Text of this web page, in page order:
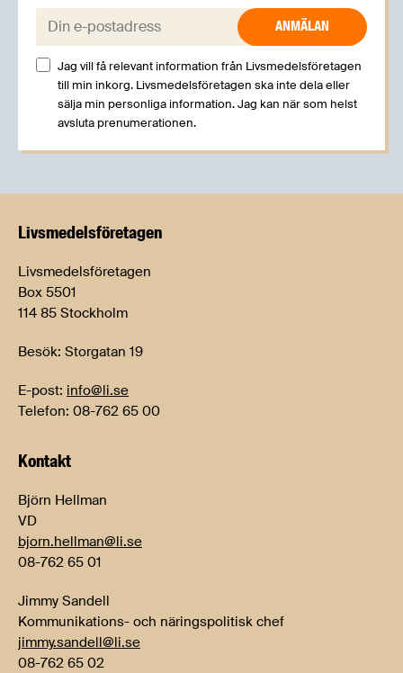
E-post:
Jag vill få relevant information från Livsmedelsföretagen
till min inkorg. Livsmedelsföretagen ska inte dela eller
sälja min personliga information. Jag kan när som helst
avsluta prenumerationen.
Livsmedels­företagen
Livsmedelsföretagen
Box 5501
114 85 Stockholm
Besök: Storgatan 19
E-post: info@li.se
Telefon: 08-762 65 00
Kontakt
Björn Hellman
VD
bjorn.hellman@li.se
08-762 65 01
Jimmy Sandell
Kommunikations- och näringspolitisk chef
jimmy.sandell@li.se
08-762 65 02